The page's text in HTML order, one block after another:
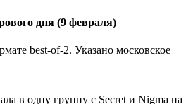
дня (9 февраля)
best-of-2. Указано московское